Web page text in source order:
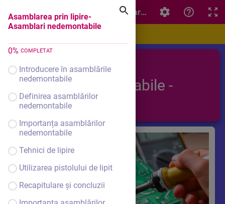
Asamblarea prin lipire-
Asamblari nedemontabile
0% COMPLETAT
Introducere în asamblările
nedemontabile
Definirea asamblărilor
nedemontabile
Importanța asamblărilor
nedemontabile
Tehnici de lipire
Utilizarea pistolului de lipit
Recapitulare și concluzii
Asamblarea prin lipire- Asamblari nedemontabile
Asamblari
nedemontabile -
lipirea